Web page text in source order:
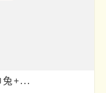
兔+...